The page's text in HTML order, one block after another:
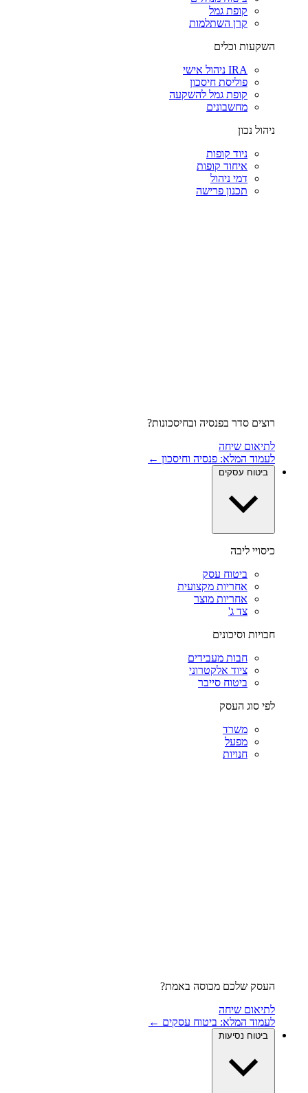
קופת גמל
קרן השתלמות
השקעות וכלים
IRA ניהול אישי
פוליסת חיסכון
קופת גמל להשקעה
מחשבונים
ניהול נכון
ניוד קופות
איחוד קופות
דמי ניהול
תכנון פרישה
רוצים סדר בפנסיה ובחיסכונות?
לתיאום שיחה
לעמוד המלא: פנסיה וחיסכון ←
ביטוח עסקים
כיסויי ליבה
ביטוח עסק
אחריות מקצועית
אחריות מוצר
צד ג'
חבויות וסיכונים
חבות מעבידים
ציוד אלקטרוני
ביטוח סייבר
לפי סוג העסק
משרד
מפעל
חנויות
העסק שלכם מכוסה באמת?
לתיאום שיחה
לעמוד המלא: ביטוח עסקים ←
ביטוח נסיעות